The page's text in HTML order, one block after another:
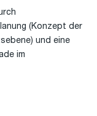
(Konzept der
und eine
im